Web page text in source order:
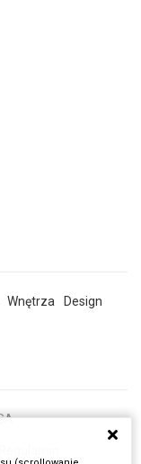
Wnętrza
Design